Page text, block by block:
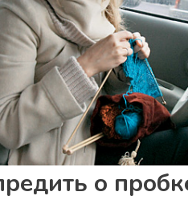
о